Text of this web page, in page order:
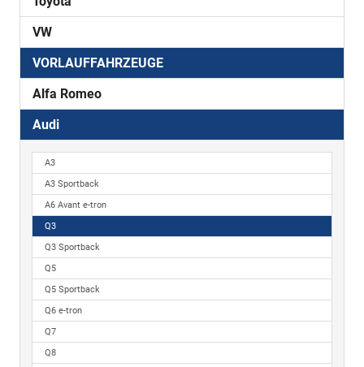
VW
VORLAUFFAHRZEUGE
Alfa Romeo
Audi
A3
A3 Sportback
A6 Avant e-tron
Q3
Q3 Sportback
Q5
Q5 Sportback
Q6 e-tron
Q7
Q8